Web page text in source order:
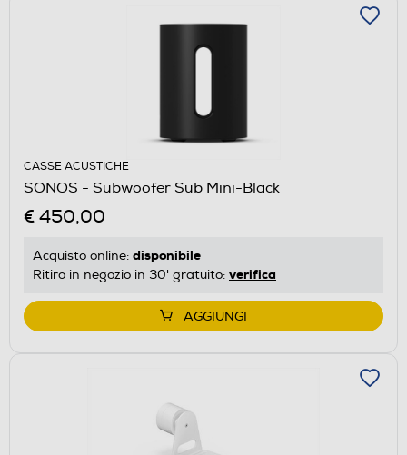
CASSE ACUSTICHE
SONOS - Subwoofer Sub Mini-Black
€ 450,00
Acquisto online: disponibile
Ritiro in negozio in 30' gratuito: verifica
AGGIUNGI